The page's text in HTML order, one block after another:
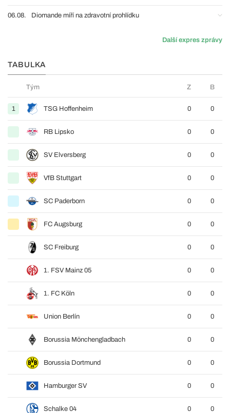
06.08. Diomande míří na zdravotní prohlídku
Další expres zprávy
TABULKA
Tým Z B
1 TSG Hoffenheim 0 0
RB Lipsko 0 0
SV Elversberg 0 0
VfB Stuttgart 0 0
SC Paderborn 0 0
FC Augsburg 0 0
SC Freiburg 0 0
1. FSV Mainz 05 0 0
1. FC Köln 0 0
Union Berlín 0 0
Borussia Mönchengladbach 0 0
Borussia Dortmund 0 0
Hamburger SV 0 0
Schalke 04 0 0